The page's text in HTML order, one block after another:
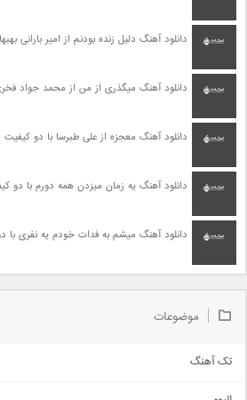
دانلود آهنگ دلیل زنده بودنم از امیر بارانی
دانلود آهنگ میگذری از من از محمد جواد
دانلود آهنگ معجزه از علی طبرسا با دو کیفیت
دانلود آهنگ یه زمان میزدن همه دورم با دو
دانلود آهنگ میشم به فدات خودم یه نفری با
موضوعات
تک آهنگ